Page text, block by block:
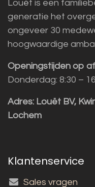
Louët is een
generatie het
ongeveer 30
hoogwaardige
Openingstijden op
Donderdag: 8:30 –
Adres: Louët BV,
Lochem
Klantenservice
Sales vragen